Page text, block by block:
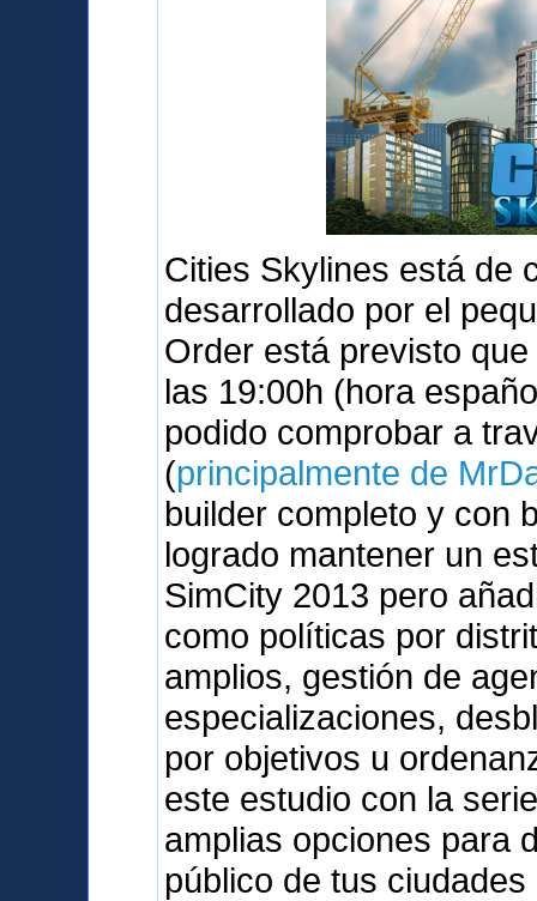
Cities Skylines está de
desarrollado por el
Order está previsto
las 19:00h (hora
podido comprobar a
(principalmente de
builder completo y con
logrado mantener un
SimCity 2013 pero
como políticas por
amplios, gestión de
especializaciones,
por objetivos u
este estudio con la
amplias opciones para
público de tus ciudades